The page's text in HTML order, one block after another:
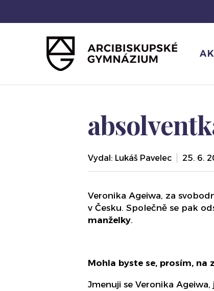
Vydal: Lukáš Pavelec 25. 6.
Veronika Ageiwa, za
v Česku. Společně se pak
manželky.
Mohla byste se, prosím, na
Jmenuji se Veronika